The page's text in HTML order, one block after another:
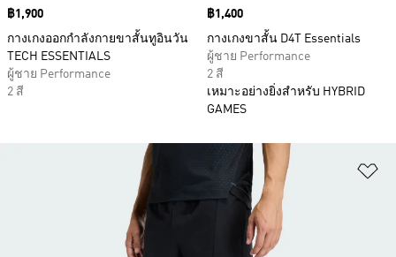
Price
฿1,900
กางเกงออกกำลังกายขาสั้นทูอินวัน
TECH ESSENTIALS
ผู้ชาย Performance
2 สี
Price
฿1,400
กางเกงขาสั้น D4T Essentials
ผู้ชาย Performance
2 สี
เหมาะอย่างยิ่งสำหรับ HYBRID
GAMES